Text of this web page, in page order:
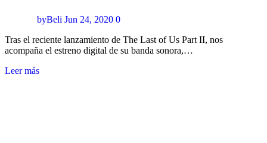
byBeli Jun 24, 2020 0
Tras el reciente lanzamiento de The Last of Us Part II, nos
acompaña el estreno digital de su banda sonora,…
Leer más